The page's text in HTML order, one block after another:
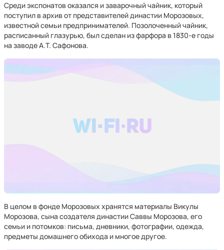
Среди экспонатов оказался и заварочный чайник, который
поступил в архив от представителей династии Морозовых,
известной семьи предпринимателей. Позолоченный чайник,
расписанный глазурью, был сделан из фарфора в 1830-е годы
на заводе А.Т. Сафонова.
В целом в фонде Морозовых хранятся материалы Викулы
Морозова, сына создателя династии Саввы Морозова, его
семьи и потомков: письма, дневники, фотографии, одежда,
предметы домашнего обихода и многое другое.